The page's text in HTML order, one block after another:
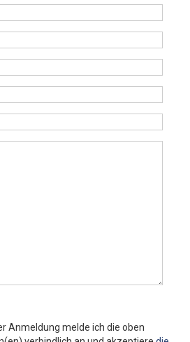
Anmeldung melde ich die oben